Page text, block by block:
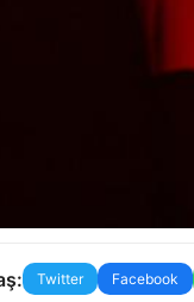
Twitter Facebook